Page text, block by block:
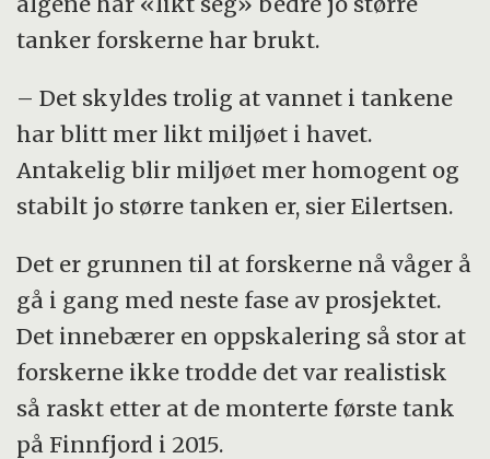
tanker forskerne har brukt.
– Det skyldes trolig at vannet i tankene
har blitt mer likt miljøet i havet.
Antakelig blir miljøet mer homogent og
stabilt jo større tanken er, sier Eilertsen.
Det er grunnen til at forskerne nå våger å
gå i gang med neste fase av prosjektet.
Det innebærer en oppskalering så stor at
forskerne ikke trodde det var realistisk
så raskt etter at de monterte første tank
på Finnfjord i 2015.